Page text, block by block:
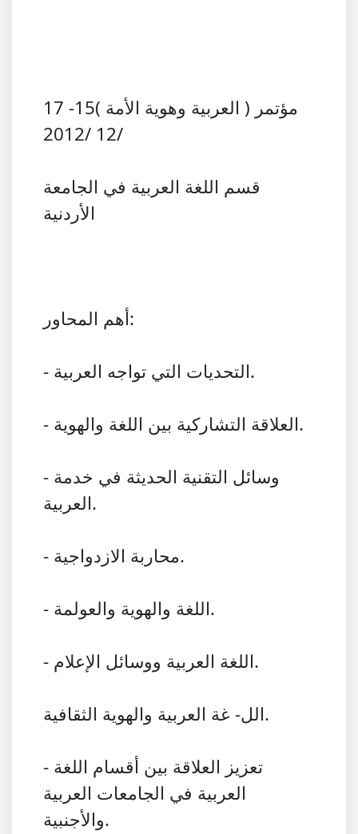
مؤتمر ( العربية وهوية الأمة )15- 17
/12 /2012
قسم اللغة العربية في الجامعة
الأردنية
أهم المحاور:
- التحديات التي تواجه العربية.
- العلاقة التشاركية بين اللغة والهوية.
- وسائل التقنية الحديثة في خدمة
العربية.
- محاربة الازدواجية.
- اللغة والهوية والعولمة.
- اللغة العربية ووسائل الإعلام.
الل- غة العربية والهوية الثقافية.
- تعزيز العلاقة بين أقسام اللغة
العربية في الجامعات العربية
والأجنبية.